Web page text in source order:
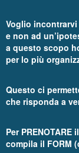
Voglio incontrarvi
e non ad
a questo scopo
per lo più
Questo ci
che risponda a
Per
compila il FORM